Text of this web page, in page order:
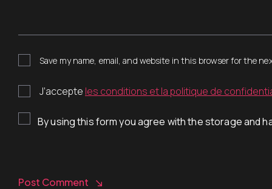
Save my name, email, and website in this browser for the
J’accepte les conditions et la politique de
By using this form you agree with the storage and
Post Comment